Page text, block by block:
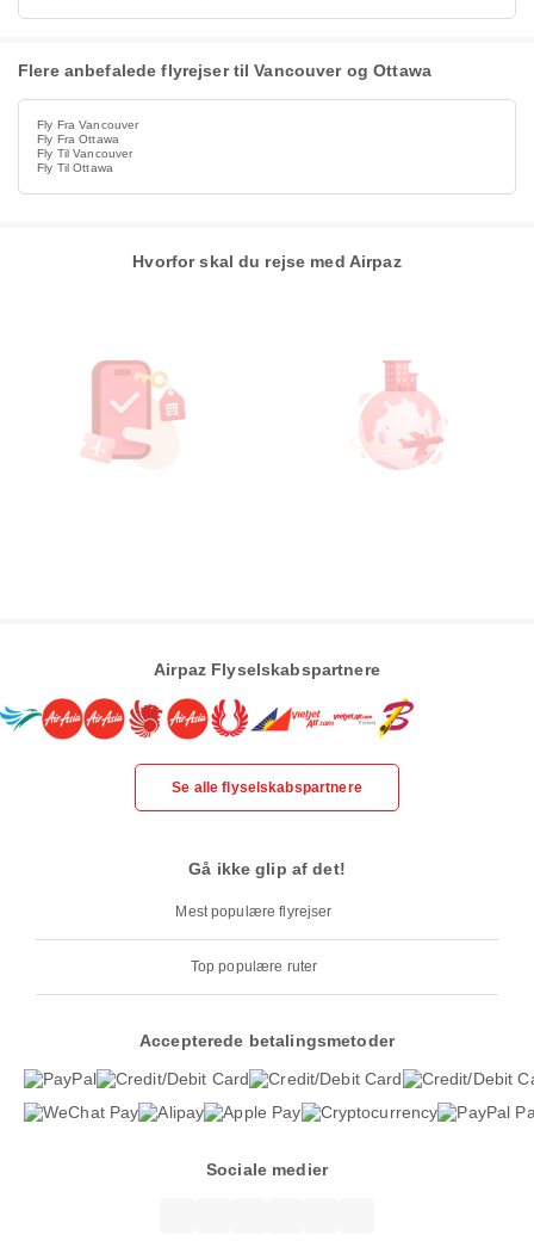
Flere anbefalede flyrejser til Vancouver og Ottawa
Fly Fra Vancouver
Fly Fra Ottawa
Fly Til Vancouver
Fly Til Ottawa
Hvorfor skal du rejse med Airpaz
Airpaz Flyselskabspartnere
Se alle flyselskabspartnere
Gå ikke glip af det!
Mest populære flyrejser
Top populære ruter
Accepterede betalingsmetoder
Sociale medier